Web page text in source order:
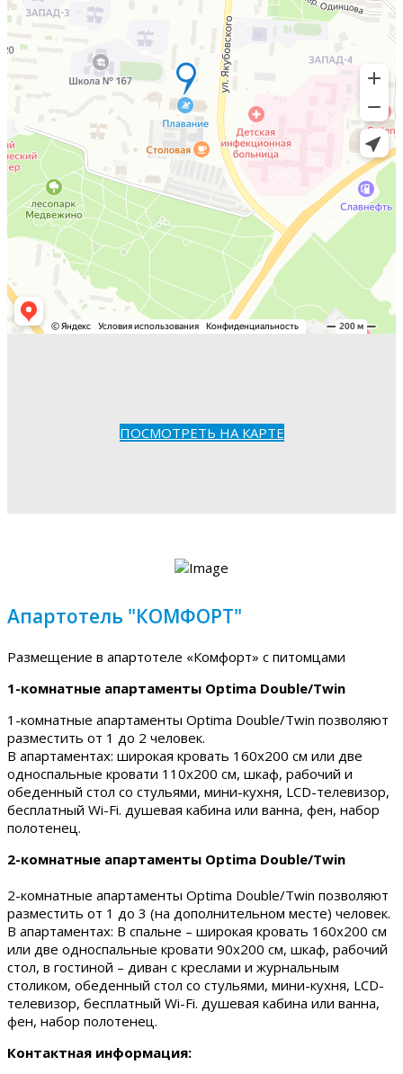
ПОСМОТРЕТЬ НА КАРТЕ
Апартотель "КОМФОРТ"
Размещение в апартотеле «Комфорт» с питомцами
1-комнатные апартаменты Optima Double/Twin
1-комнатные апартаменты Optima Double/Twin позволяют
разместить от 1 до 2 человек.
В апартаментах: широкая кровать 160х200 см или две
односпальные кровати 110х200 см, шкаф, рабочий и
обеденный стол со стульями, мини-кухня, LCD-телевизор,
бесплатный Wi-Fi. душевая кабина или ванна, фен, набор
полотенец.
2-комнатные апартаменты Optima Double/Twin
2-комнатные апартаменты Optima Double/Twin позволяют
разместить от 1 до 3 (на дополнительном месте) человек.
В апартаментах: В спальне – широкая кровать 160х200 см
или две односпальные кровати 90х200 см, шкаф, рабочий
стол, в гостиной – диван с креслами и журнальным
столиком, обеденный стол со стульями, мини-кухня, LCD-
телевизор, бесплатный Wi-Fi. душевая кабина или ванна,
фен, набор полотенец.
Контактная информация: